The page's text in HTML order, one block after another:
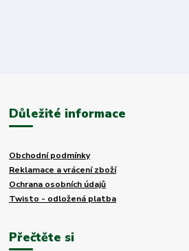
Důležité informace
Obchodní podmínky
Reklamace a vrácení zboží
Ochrana osobních údajů
Twisto - odložená platba
Přečtěte si